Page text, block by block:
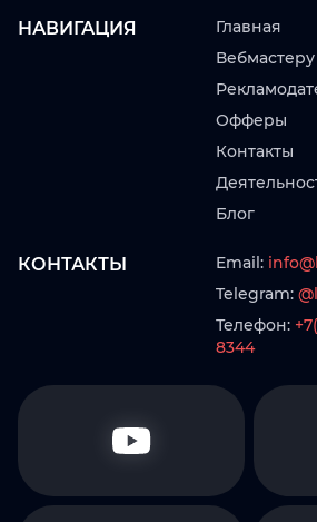
НАВИГАЦИЯ
Главная
Вебмастеру
Офферы
Контакты
Блог
КОНТАКТЫ Email:
Telegram:
Телефон:
8344